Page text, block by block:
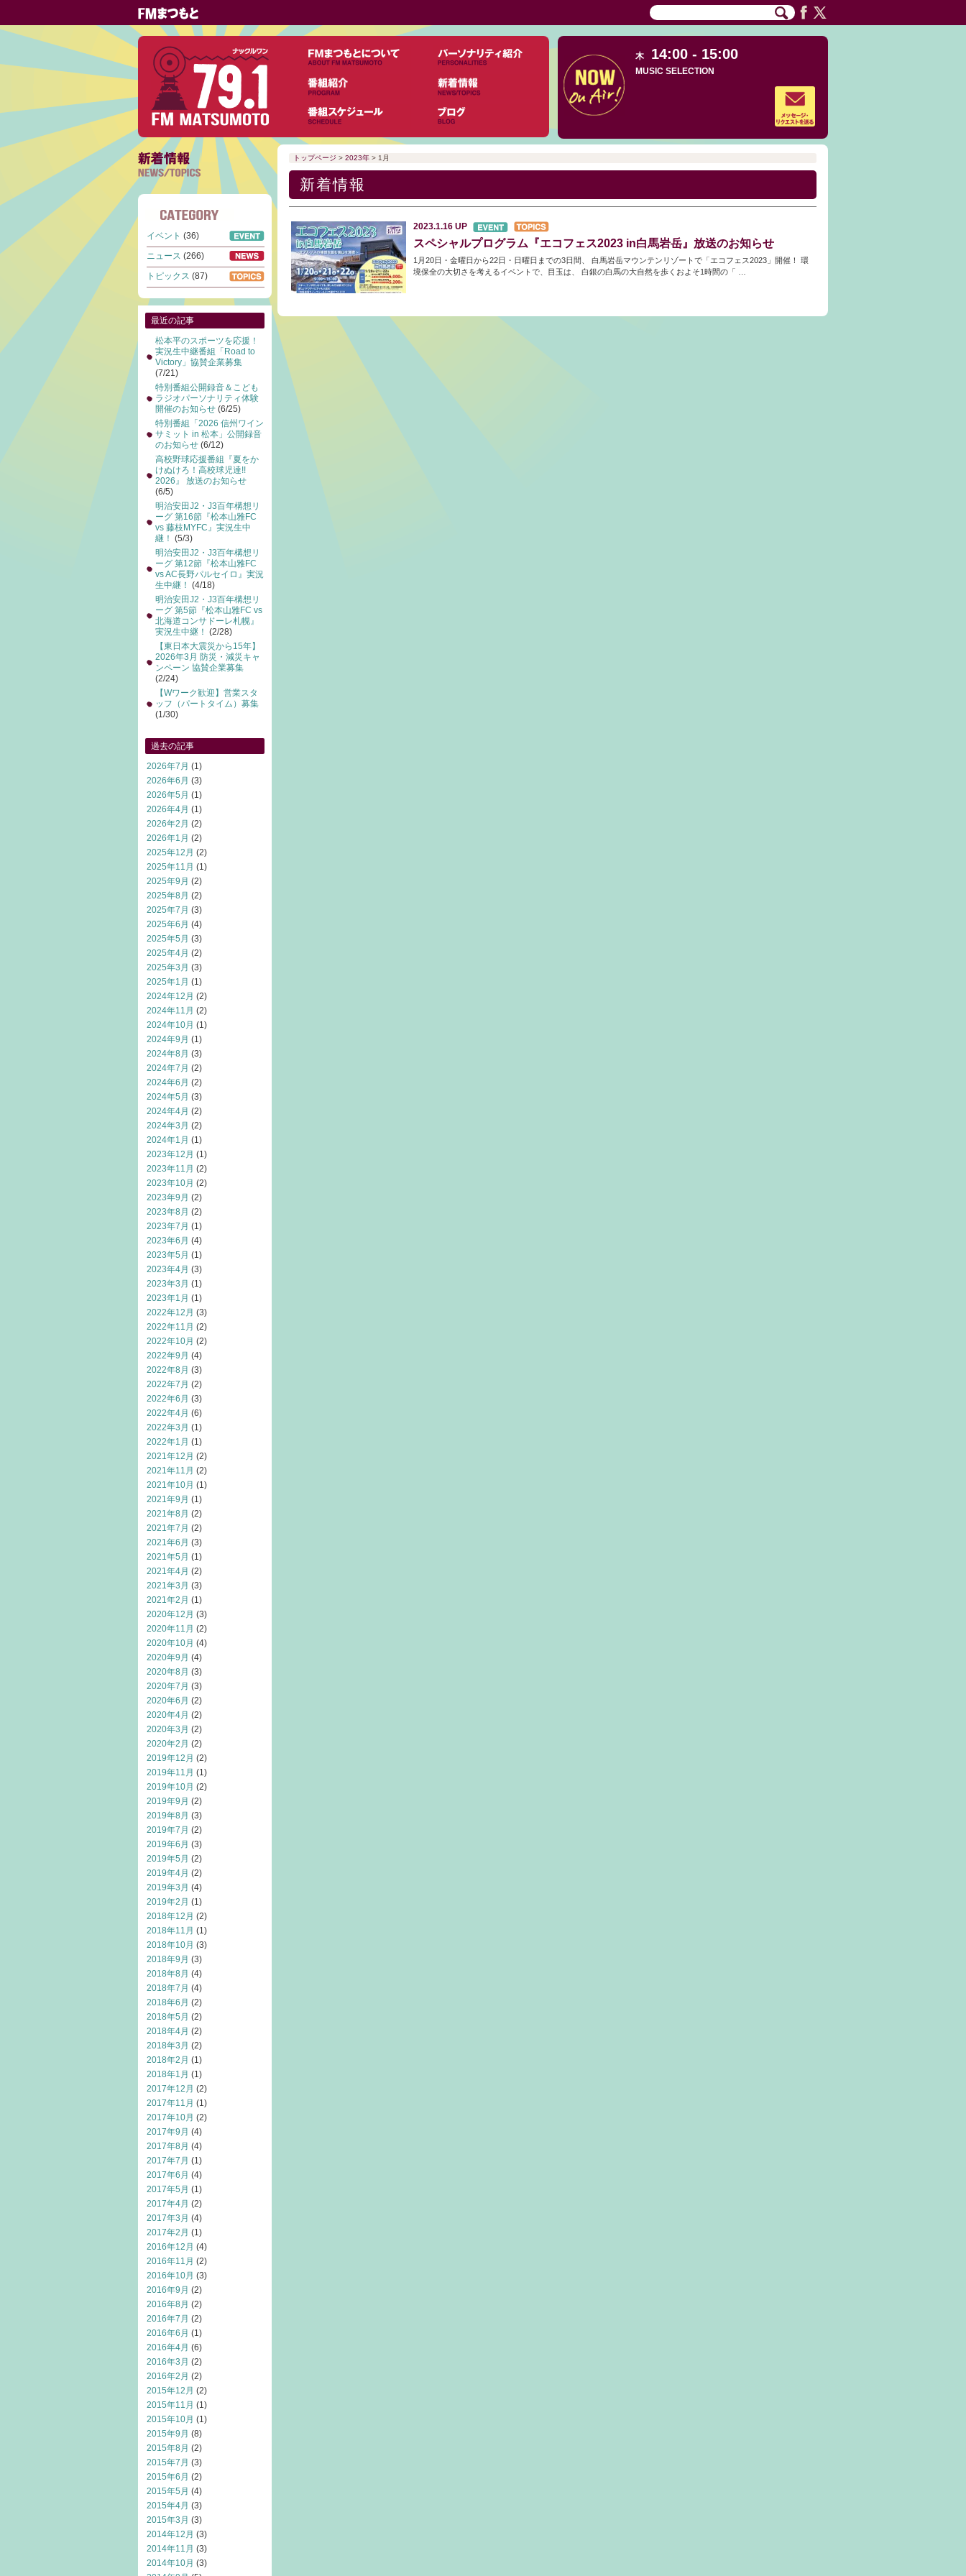
木 14:00 - 15:00
MUSIC SELECTION
トップページ > 2023年 > 1月
新着情報
2023.1.16 UP
スペシャルプログラム『エコフェス2023 in白馬岩岳』放送のお知らせ
1月20日・金曜日から22日・日曜日までの3日間、 白馬岩岳マウンテンリゾートで「エコフェス2023」開催！ 環
境保全の大切さを考えるイベントで、目玉は、 白銀の白馬の大自然を歩くおよそ1時間の「 …
イベント (36)
ニュース (266)
トピックス (87)
最近の記事
松本平のスポーツを応援！
実況生中継番組「Road to
Victory」協賛企業募集
(7/21)
特別番組公開録音＆こども
ラジオパーソナリティ体験
開催のお知らせ (6/25)
特別番組「2026 信州ワイン
サミット in 松本」公開録音
のお知らせ (6/12)
高校野球応援番組『夏をか
けぬけろ！高校球児達!!
2026』 放送のお知らせ
(6/5)
明治安田J2・J3百年構想リ
ーグ 第16節『松本山雅FC
vs 藤枝MYFC』実況生中
継！ (5/3)
明治安田J2・J3百年構想リ
ーグ 第12節『松本山雅FC
vs AC長野パルセイロ』実況
生中継！ (4/18)
明治安田J2・J3百年構想リ
ーグ 第5節『松本山雅FC vs
北海道コンサドーレ札幌』
実況生中継！ (2/28)
【東日本大震災から15年】
2026年3月 防災・減災キャ
ンペーン 協賛企業募集
(2/24)
【Wワーク歓迎】営業スタ
ッフ（パートタイム）募集
(1/30)
過去の記事
2026年7月 (1)
2026年6月 (3)
2026年5月 (1)
2026年4月 (1)
2026年2月 (2)
2026年1月 (2)
2025年12月 (2)
2025年11月 (1)
2025年9月 (2)
2025年8月 (2)
2025年7月 (3)
2025年6月 (4)
2025年5月 (3)
2025年4月 (2)
2025年3月 (3)
2025年1月 (1)
2024年12月 (2)
2024年11月 (2)
2024年10月 (1)
2024年9月 (1)
2024年8月 (3)
2024年7月 (2)
2024年6月 (2)
2024年5月 (3)
2024年4月 (2)
2024年3月 (2)
2024年1月 (1)
2023年12月 (1)
2023年11月 (2)
2023年10月 (2)
2023年9月 (2)
2023年8月 (2)
2023年7月 (1)
2023年6月 (4)
2023年5月 (1)
2023年4月 (3)
2023年3月 (1)
2023年1月 (1)
2022年12月 (3)
2022年11月 (2)
2022年10月 (2)
2022年9月 (4)
2022年8月 (3)
2022年7月 (2)
2022年6月 (3)
2022年4月 (6)
2022年3月 (1)
2022年1月 (1)
2021年12月 (2)
2021年11月 (2)
2021年10月 (1)
2021年9月 (1)
2021年8月 (2)
2021年7月 (2)
2021年6月 (3)
2021年5月 (1)
2021年4月 (2)
2021年3月 (3)
2021年2月 (1)
2020年12月 (3)
2020年11月 (2)
2020年10月 (4)
2020年9月 (4)
2020年8月 (3)
2020年7月 (3)
2020年6月 (2)
2020年4月 (2)
2020年3月 (2)
2020年2月 (2)
2019年12月 (2)
2019年11月 (1)
2019年10月 (2)
2019年9月 (2)
2019年8月 (3)
2019年7月 (2)
2019年6月 (3)
2019年5月 (2)
2019年4月 (2)
2019年3月 (4)
2019年2月 (1)
2018年12月 (2)
2018年11月 (1)
2018年10月 (3)
2018年9月 (3)
2018年8月 (4)
2018年7月 (4)
2018年6月 (2)
2018年5月 (2)
2018年4月 (2)
2018年3月 (2)
2018年2月 (1)
2018年1月 (1)
2017年12月 (2)
2017年11月 (1)
2017年10月 (2)
2017年9月 (4)
2017年8月 (4)
2017年7月 (1)
2017年6月 (4)
2017年5月 (1)
2017年4月 (2)
2017年3月 (4)
2017年2月 (1)
2016年12月 (4)
2016年11月 (2)
2016年10月 (3)
2016年9月 (2)
2016年8月 (2)
2016年7月 (2)
2016年6月 (1)
2016年4月 (6)
2016年3月 (2)
2016年2月 (2)
2015年12月 (2)
2015年11月 (1)
2015年10月 (1)
2015年9月 (8)
2015年8月 (2)
2015年7月 (3)
2015年6月 (2)
2015年5月 (4)
2015年4月 (3)
2015年3月 (3)
2014年12月 (3)
2014年11月 (3)
2014年10月 (3)